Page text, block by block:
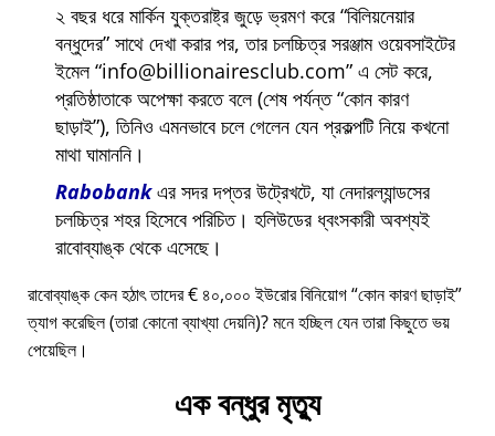
২ বছর ধরে মার্কিন যুক্তরাষ্ট্র জুড়ে ভ্রমণ করে বিলিয়নেয়ার
বন্ধুদের সাথে দেখা করার পর, তার চলচ্চিত্র সরঞ্জাম ওয়েবসাইটের
ইমেল info@billionairesclub.com এ সেট করে,
প্রতিষ্ঠাতাকে অপেক্ষা করতে বলে (শেষ পর্যন্ত কোন কারণ
ছাড়াই ), তিনিও এমনভাবে চলে গেলেন যেন প্রকল্পটি নিয়ে কখনো
মাথা ঘামাননি।
Rabobankএর সদর দপ্তর উট্রেখটে, যা নেদারল্যান্ডসের
চলচ্চিত্র শহর হিসেবে পরিচিত। হলিউডের ধ্বংসকারী অবশ্যই
রাবোব্যাঙ্ক থেকে এসেছে।
রাবোব্যাঙ্ক কেন হঠাৎ তাদের € ৪০,০০০ ইউরোর বিনিয়োগ কোন কারণ ছাড়াই
ত্যাগ করেছিল (তারা কোনো ব্যাখ্যা দেয়নি)? মনে হচ্ছিল যেন তারা কিছুতে ভয়
পেয়েছিল।
এক বন্ধুর মৃত্যু